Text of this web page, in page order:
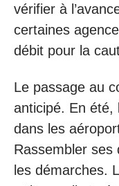
vérifier à
certaines
débit pour la
Le passage au
anticipé. En été,
dans les
Rassembler ses
les démarches.